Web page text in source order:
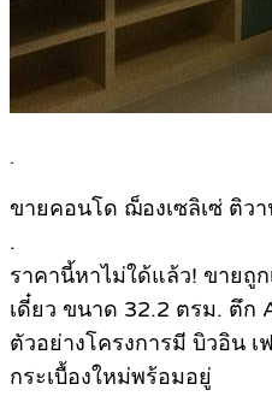
.
ขายคอนโด ฌ็องเซลิเซ่ ติว
.
ราคานี้หาไม่ใด้แล้ว! ขายถู
เดี๋ยว ขนาด 32.2 ตรม. ตึก
ตัวอย่างโครงการมี บิวอิน
กระเบื้องใหม่พร้อมอยู่